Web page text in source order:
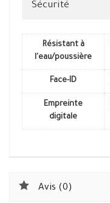
Sécurité
Résistant à
l'eau/poussière
Face-ID
Empreinte
digitale
Avis (0)